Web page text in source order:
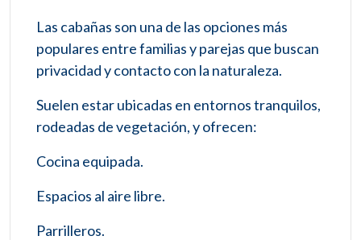
Las cabañas son una de las opciones más
populares entre familias y parejas que buscan
privacidad y contacto con la naturaleza.
Suelen estar ubicadas en entornos tranquilos,
rodeadas de vegetación, y ofrecen:
Cocina equipada.
Espacios al aire libre.
Parrilleros.